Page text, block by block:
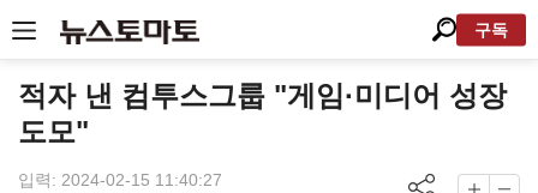
구독
적자 낸 컴투스그룹 "게임·미디어 성장
도모"
입력: 2024-02-15 11:40:27